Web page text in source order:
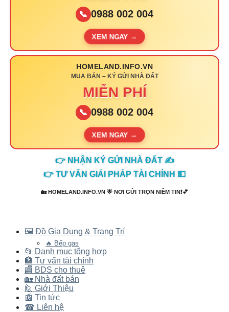
📞 0988 002 004
XEM NGAY →
HOMELAND.INFO.VN
MUA BÁN – KÝ GỬI NHÀ ĐẤT
MIỄN PHÍ
📞 0988 002 004
XEM NGAY →
👉 NHẬN KÝ GỬI NHÀ ĐẤT ✍️
👉 TƯ VẤN GIẢI PHÁP TÀI CHÍNH 💵
🏡 HOMELAND.INFO.VN 🌟 NƠI GỬI TRỌN NIỀM TIN❗💕
🖼️ Đồ Gia Dụng & Trang Trí
🔥 Bếp gas
📂 Danh mục tổng hợp
🏦 Tư vấn tài chính
🏬 BDS cho thuê
🏡 Nhà đất bán
🙋 Giới Thiệu
📰 Tin tức
☎ Liên hệ